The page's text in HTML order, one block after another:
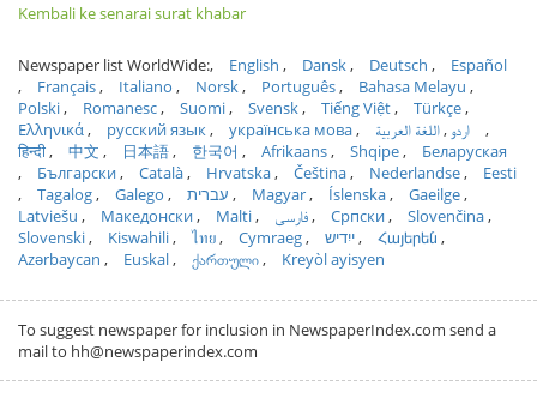
Kembali ke senarai surat khabar
Newspaper list WorldWide: English Dansk Deutsch
Español
Français
Italiano Norsk Português
Bahasa Melayu
Polski
Romanesc Suomi Svensk Tiếng Việt
Türkçe
Ελληνικά
русский язык українська мова اردو اللغة العربية
हिन्दी
中文 日本語 한국어 Afrikaans Shqipe
Беларуская
Български
Català Hrvatska Čeština Nederlandse
Eesti
Tagalog
Galego עברית Magyar Íslenska
Gaeilge
Latviešu
Македонски Malti فارسی Српски
Slovenčina
Slovenski
Kiswahili ไทย Cymraeg ייִדיש
Հայերեն
Azərbaycan
Euskal ქართული Kreyòl ayisyen
To suggest newspaper for inclusion in NewspaperIndex.com send a
mail to hh@newspaperindex.com